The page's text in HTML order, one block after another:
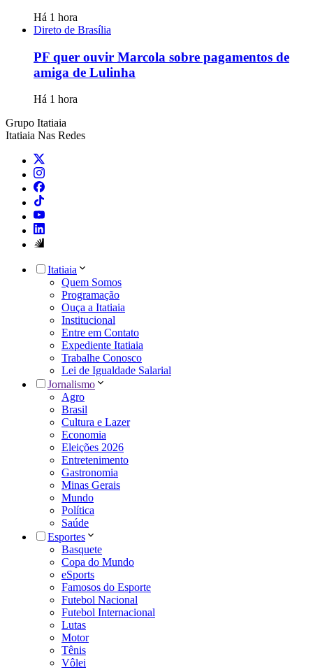
Há 1 hora
Direto de Brasília
PF quer ouvir Marcola sobre pagamentos de
amiga de Lulinha
Há 1 hora
Grupo Itatiaia
Itatiaia Nas Redes
Itatiaia
Quem Somos
Programação
Ouça a Itatiaia
Institucional
Entre em Contato
Expediente Itatiaia
Trabalhe Conosco
Lei de Igualdade Salarial
Jornalismo
Agro
Brasil
Cultura e Lazer
Economia
Eleições 2026
Entretenimento
Gastronomia
Minas Gerais
Mundo
Política
Saúde
Esportes
Basquete
Copa do Mundo
eSports
Famosos do Esporte
Futebol Nacional
Futebol Internacional
Lutas
Motor
Tênis
Vôlei